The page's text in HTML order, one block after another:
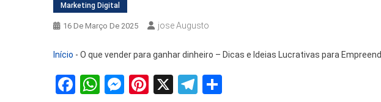
Marketing Digital
16 De Março De 2025 Jose Augusto
Início - O que vender para ganhar dinheiro – Dicas e Ideias Lucrativas para
Facebook
WhatsApp
Messenger
Pinterest
X Telegram